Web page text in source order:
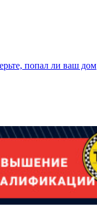
попал ли ваш дом